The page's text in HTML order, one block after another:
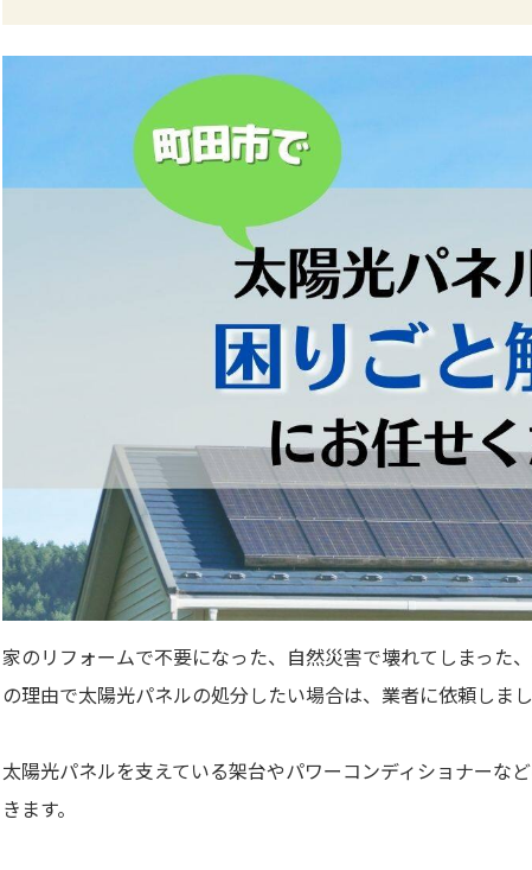
家のリフォームで不要になった、自然災害で壊れてしまった
の理由で太陽光パネルの処分したい場合は、業者に依頼しまし
太陽光パネルを支えている架台やパワーコンディショナーな
きます。